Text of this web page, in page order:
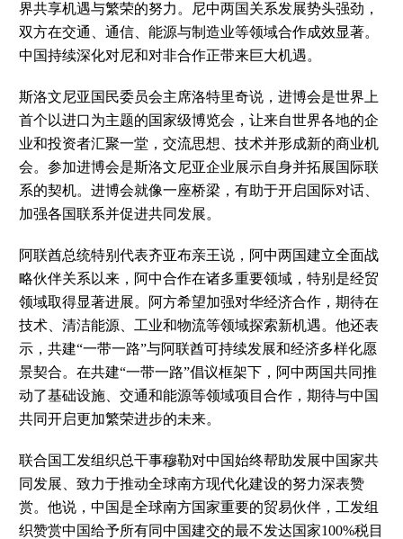
界共享机遇与繁荣的努力。尼中两国关系发展势头强劲，
双方在交通、通信、能源与制造业等领域合作成效显著。
中国持续深化对尼和对非合作正带来巨大机遇。
斯洛文尼亚国民委员会主席洛特里奇说，进博会是世界上
首个以进口为主题的国家级博览会，让来自世界各地的企
业和投资者汇聚一堂，交流思想、技术并形成新的商业机
会。参加进博会是斯洛文尼亚企业展示自身并拓展国际联
系的契机。进博会就像一座桥梁，有助于开启国际对话、
加强各国联系并促进共同发展。
阿联酋总统特别代表齐亚布亲王说，阿中两国建立全面战
略伙伴关系以来，阿中合作在诸多重要领域，特别是经贸
领域取得显著进展。阿方希望加强对华经济合作，期待在
技术、清洁能源、工业和物流等领域探索新机遇。他还表
示，共建“一带一路”与阿联酋可持续发展和经济多样化愿
景契合。在共建“一带一路”倡议框架下，阿中两国共同推
动了基础设施、交通和能源等领域项目合作，期待与中国
共同开启更加繁荣进步的未来。
联合国工发组织总干事穆勒对中国始终帮助发展中国家共
同发展、致力于推动全球南方现代化建设的努力深表赞
赏。他说，中国是全球南方国家重要的贸易伙伴，工发组
织赞赏中国给予所有同中国建交的最不发达国家100%税目